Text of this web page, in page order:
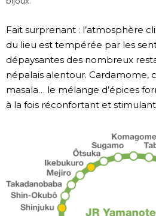
Fait surprenant : l’atmosphère
du lieu est tempérée par les
dépaysantes des nombreux
népalais alentour. Cardamome,
masala… le mélange d’épices
à la fois réconfortant et